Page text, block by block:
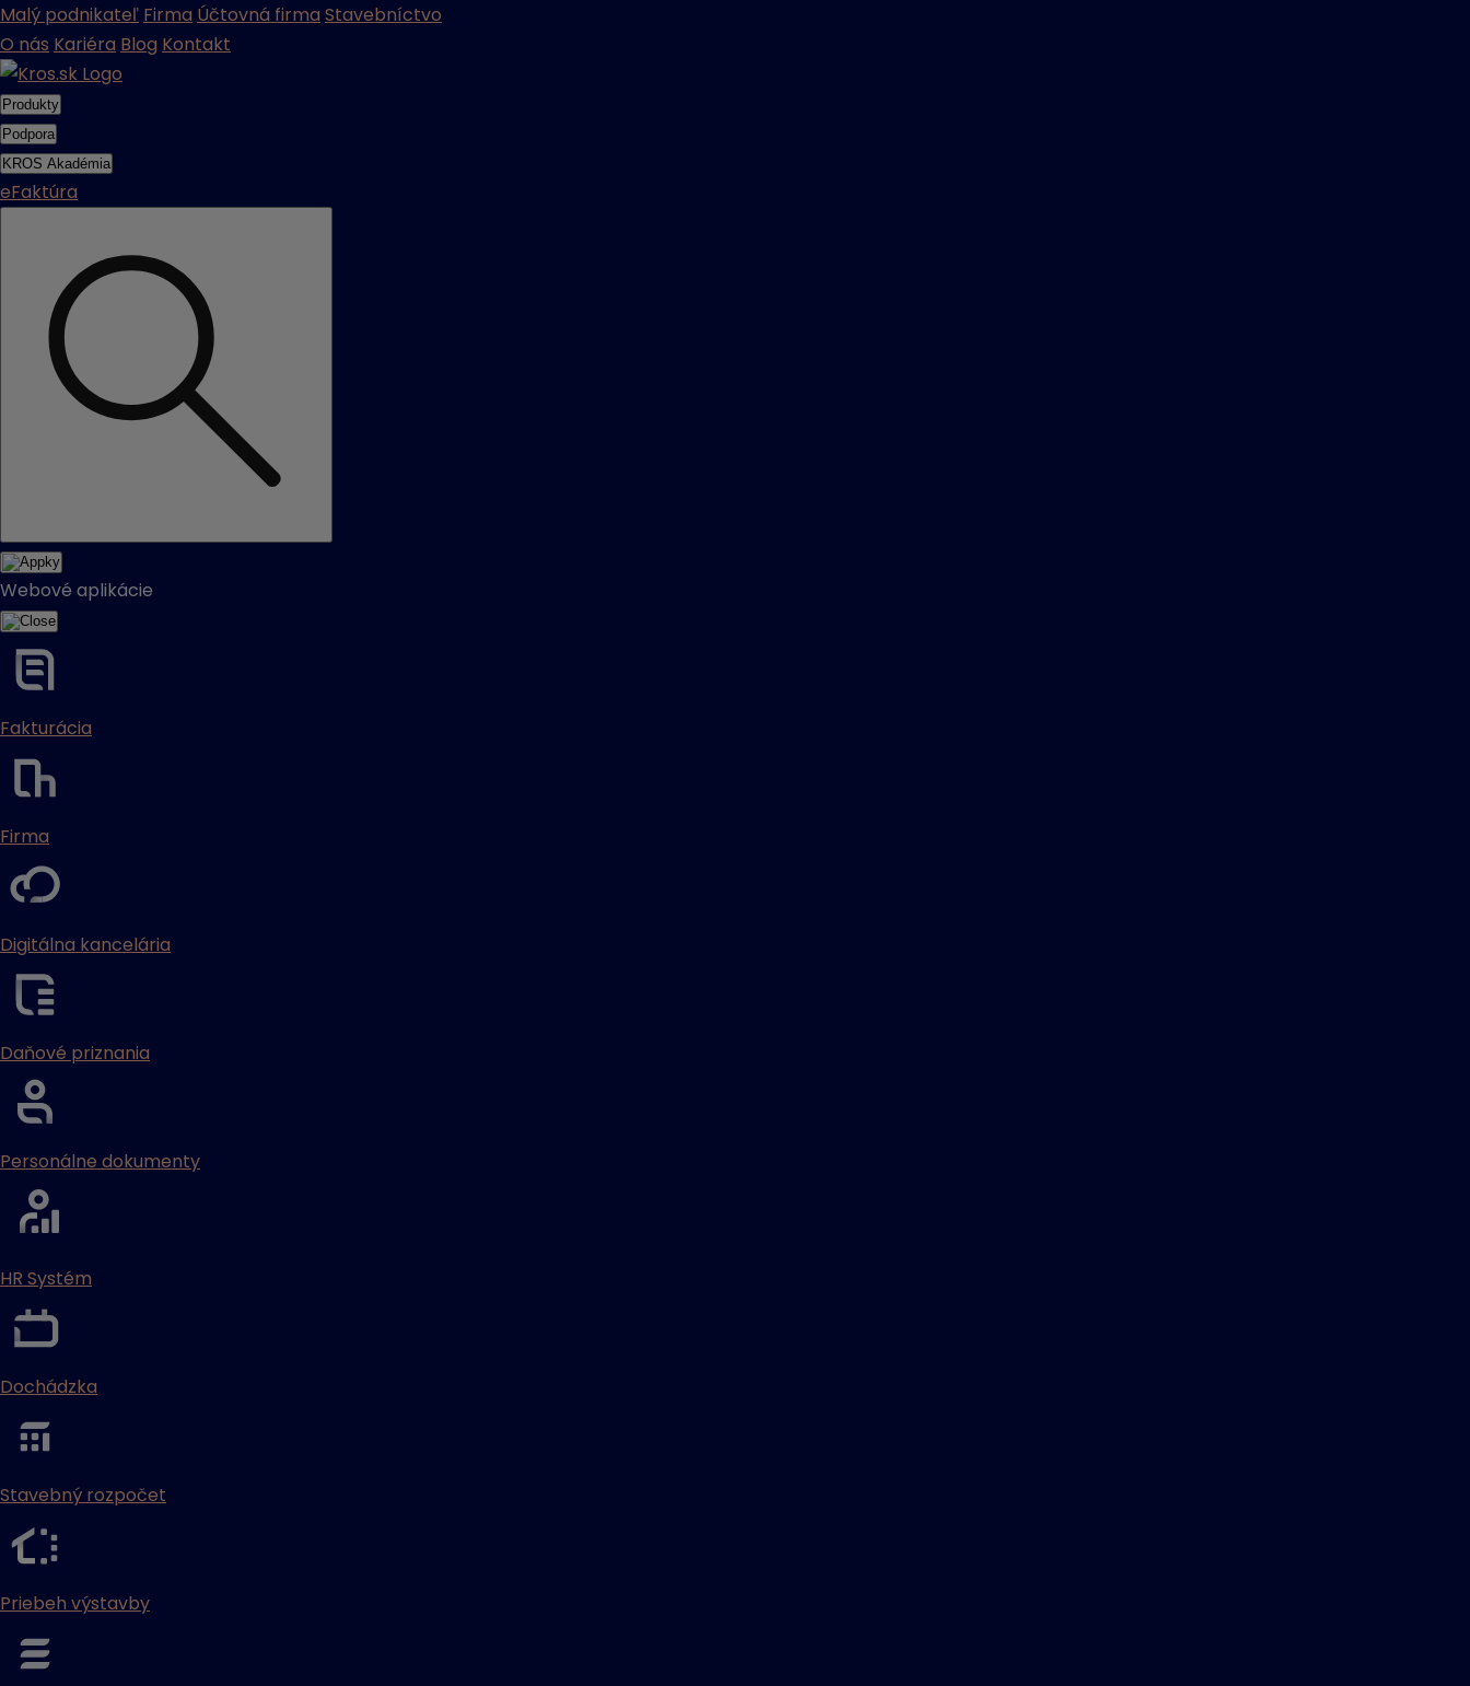
Malý podnikateľ Firma Účtovná firma Stavebníctvo
O nás Kariéra Blog Kontakt
Produkty
Podpora
KROS Akadémia
eFaktúra
Webové aplikácie
Fakturácia
Firma
Digitálna kancelária
Daňové priznania
Personálne dokumenty
HR Systém
Dochádzka
Stavebný rozpočet
Priebeh výstavby